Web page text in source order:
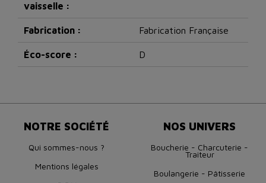
vaisselle :
Fabrication : Fabrication Française
Éco-score : D
NOTRE SOCIÉTÉ
Qui sommes-nous ?
Mentions légales
NOS UNIVERS
Boucherie - Charcuterie -
Traiteur
Boulangerie - Pâtisserie